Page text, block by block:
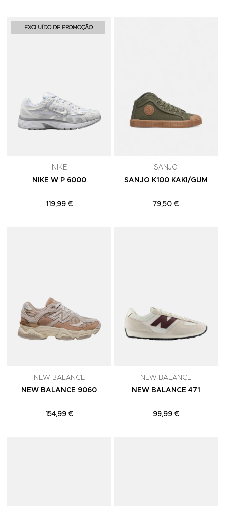
EXCLUÍDO DE PROMOÇÃO
NIKE
NIKE W P 6000
119,99 €
SANJO
SANJO K100 KAKI/GUM
79,50 €
NEW BALANCE
NEW BALANCE 9060
154,99 €
NEW BALANCE
NEW BALANCE 471
99,99 €